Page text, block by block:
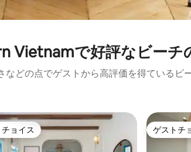
Vietnamで好評なビーチ
などの点でゲストから高評価を得ているビ
チョイス
ョイス ゲストチ
ゲストチ